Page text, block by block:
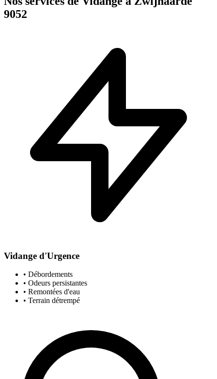
9052
Vidange d'Urgence
• Débordements
• Odeurs persistantes
• Remontées d'eau
• Terrain détrempé